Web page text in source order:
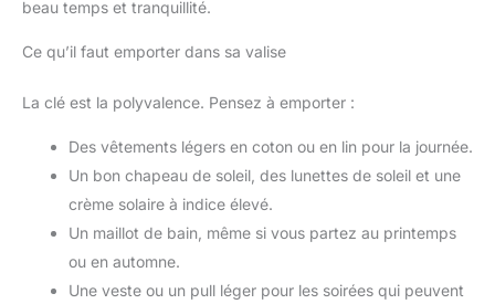
beau temps et tranquillité.
Ce qu’il faut emporter dans sa valise
La clé est la polyvalence. Pensez à emporter :
Des vêtements légers en coton ou en lin pour la journée.
Un bon chapeau de soleil, des lunettes de soleil et une
crème solaire à indice élevé.
Un maillot de bain, même si vous partez au printemps
ou en automne.
Une veste ou un pull léger pour les soirées qui peuvent